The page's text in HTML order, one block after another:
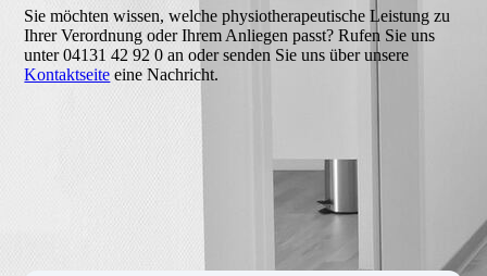
Sie möchten wissen, welche physiotherapeutische Leistung zu
Ihrer Verordnung oder Ihrem Anliegen passt? Rufen Sie uns
unter 04131 42 92 0 an oder senden Sie uns über unsere
Kontaktseiteeine Nachricht.